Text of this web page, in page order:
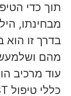
תוך כדי
מבחינתו,
בדרך זו הוא
מהם
עוד מרכיב